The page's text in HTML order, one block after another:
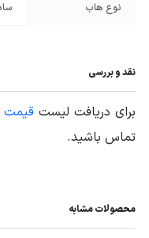
نوع هاب
نقد و بررسی
برای دریافت لیستقیمت
تماس باشید.
محصولات مشابه